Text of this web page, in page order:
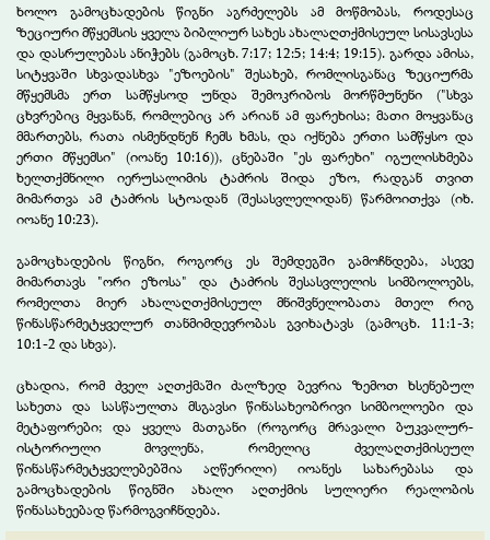
ხოლო გამოცხადების წიგნი აგრძელებს ამ მოწმობას, როდესაც
ზეციური მწყემსის ყველა ბიბლიურ სახეს ახალაღთქმისეულ სისავსესა
და დასრულებას ანიჭებს (გამოცხ. 7:17; 12:5; 14:4; 19:15). გარდა ამისა,
სიტყვაში სხვადასხვა "ეზოების" შესახებ, რომლისგანაც ზეციურმა
მწყემსმა ერთ სამწყსოდ უნდა შემოკრიბოს მორწმუნენი ("სხვა
ცხვრებიც მყვანან, რომლებიც არ არიან ამ ფარეხისა; მათი მოყვანაც
მმართებს, რათა ისმენდნენ ჩემს ხმას, და იქნება ერთი სამწყსო და
ერთი მწყემსი" (იოანე 10:16)), ცნებაში "ეს ფარეხი" იგულისხმება
ხელთქმნილი იერუსალიმის ტაძრის შიდა ეზო, რადგან თვით
მიმართვა ამ ტაძრის სტოადან (შესასვლელიდან) წარმოითქვა (იხ.
იოანე 10:23).
გამოცხადების წიგნი, როგორც ეს შემდეგში გამოჩნდება, ასევე
მიმართავს "ორი ეზოსა" და ტაძრის შესასვლელის სიმბოლოებს,
რომელთა მიერ ახალაღთქმისეულ მნიშვნელობათა მთელ რიგ
წინასწარმეტყველურ თანმიმდევრობას გვიხატავს (გამოცხ. 11:1-3;
10:1-2 და სხვა).
ცხადია, რომ ძველ აღთქმაში ძალზედ ბევრია ზემოთ ხსენებულ
სახეთა და სასწაულთა მსგავსი წინასახეობრივი სიმბოლოები და
მეტაფორები; და ყველა მათგანი (როგორც მრავალი ბუკვალურ-
ისტორიული მოვლენა, რომელიც ძველაღთქმისეულ
წინასწარმეტყველებებშია აღწერილი) იოანეს სახარებასა და
გამოცხადების წიგნში ახალი აღთქმის სულიერი რეალობის
წინასახეებად წარმოგვიჩნდება.